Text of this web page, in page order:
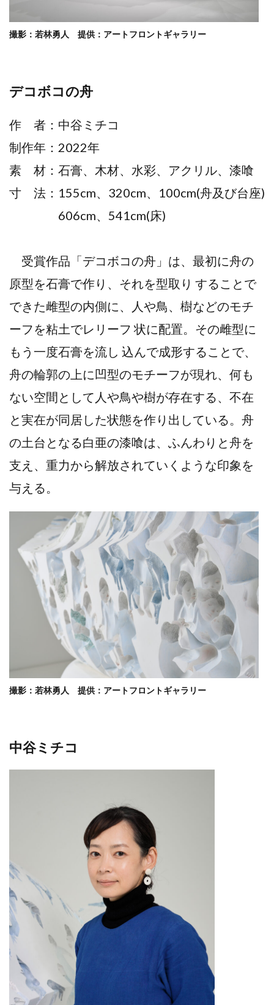
撮影：若林勇人 提供：アートフロントギャラリー
デコボコの舟
作 者：中谷ミチコ
制作年：2022年
素 材：石膏、木材、水彩、アクリル、漆喰
寸 法：155cm、320cm、100cm(舟及び台座)
606cm、541cm(床)
受賞作品「デコボコの舟」は、最初に舟の
原型を石膏で作り、それを型取り することで
できた雌型の内側に、人や鳥、樹などのモチ
ーフを粘土でレリーフ 状に配置。その雌型に
もう一度石膏を流し 込んで成形することで、
舟の輪郭の上に凹型のモチーフが現れ、何も
ない空間として人や鳥や樹が存在する、不在
と実在が同居した状態を作り出している。舟
の土台となる白亜の漆喰は、ふんわりと舟を
支え、重力から解放されていくような印象を
与える。
撮影：若林勇人 提供：アートフロントギャラリー
中谷ミチコ